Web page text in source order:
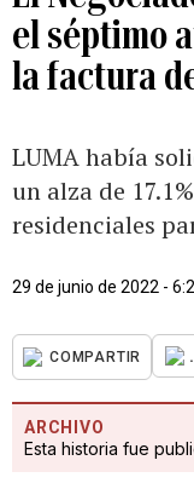
el séptimo
la factura
LUMA había
un alza de
residenciales
29 de junio de 2022 -
COMPARTIR
ARCHIVO
Esta historia fue